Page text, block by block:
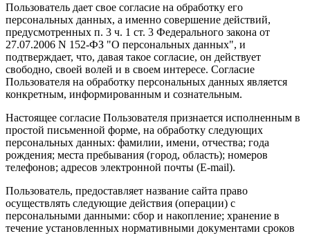
Пользователь дает свое согласие на обработку его
персональных данных, а именно совершение действий,
предусмотренных п. 3 ч. 1 ст. 3 Федерального закона от
27.07.2006 N 152-ФЗ "О персональных данных", и
подтверждает, что, давая такое согласие, он действует
свободно, своей волей и в своем интересе. Согласие
Пользователя на обработку персональных данных является
конкретным, информированным и сознательным.
Настоящее согласие Пользователя признается исполненным в
простой письменной форме, на обработку следующих
персональных данных: фамилии, имени, отчества; года
рождения; места пребывания (город, область); номеров
телефонов; адресов электронной почты (E-mail).
Пользователь, предоставляет название сайта право
осуществлять следующие действия (операции) с
персональными данными: сбор и накопление; хранение в
течение установленных нормативными документами сроков